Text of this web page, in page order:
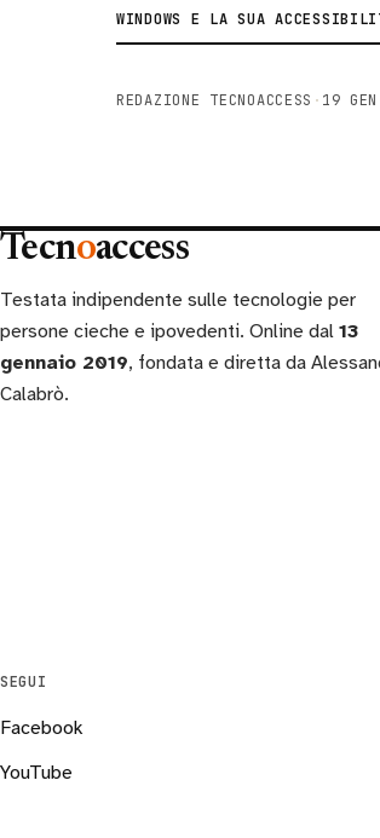
WINDOWS E LA SUA
REDAZIONE TECNOACCESS · 19
Tecnoaccess
Testata indipendente sulle tecnologie per
persone cieche e ipovedenti. Online dal 13
gennaio 2019, fondata e diretta da
Calabrò.
SEGUI
Facebook
YouTube